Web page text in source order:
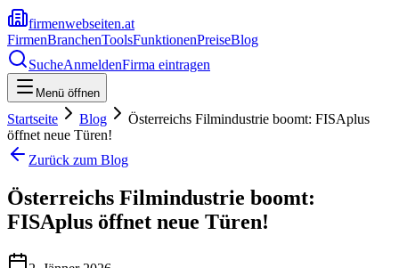
firmenwebseiten.at
FirmenBranchenToolsFunktionenPreiseBlog
SucheAnmeldenFirma eintragen
Menü öffnen
Startseite Blog
Österreichs Filmindustrie boomt: FISAplus
öffnet neue Türen!
Zurück zum Blog
Österreichs Filmindustrie boomt:
FISAplus öffnet neue Türen!